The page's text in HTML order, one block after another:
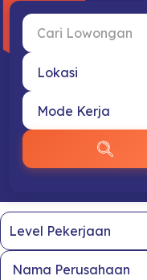
Nama Perusahaan